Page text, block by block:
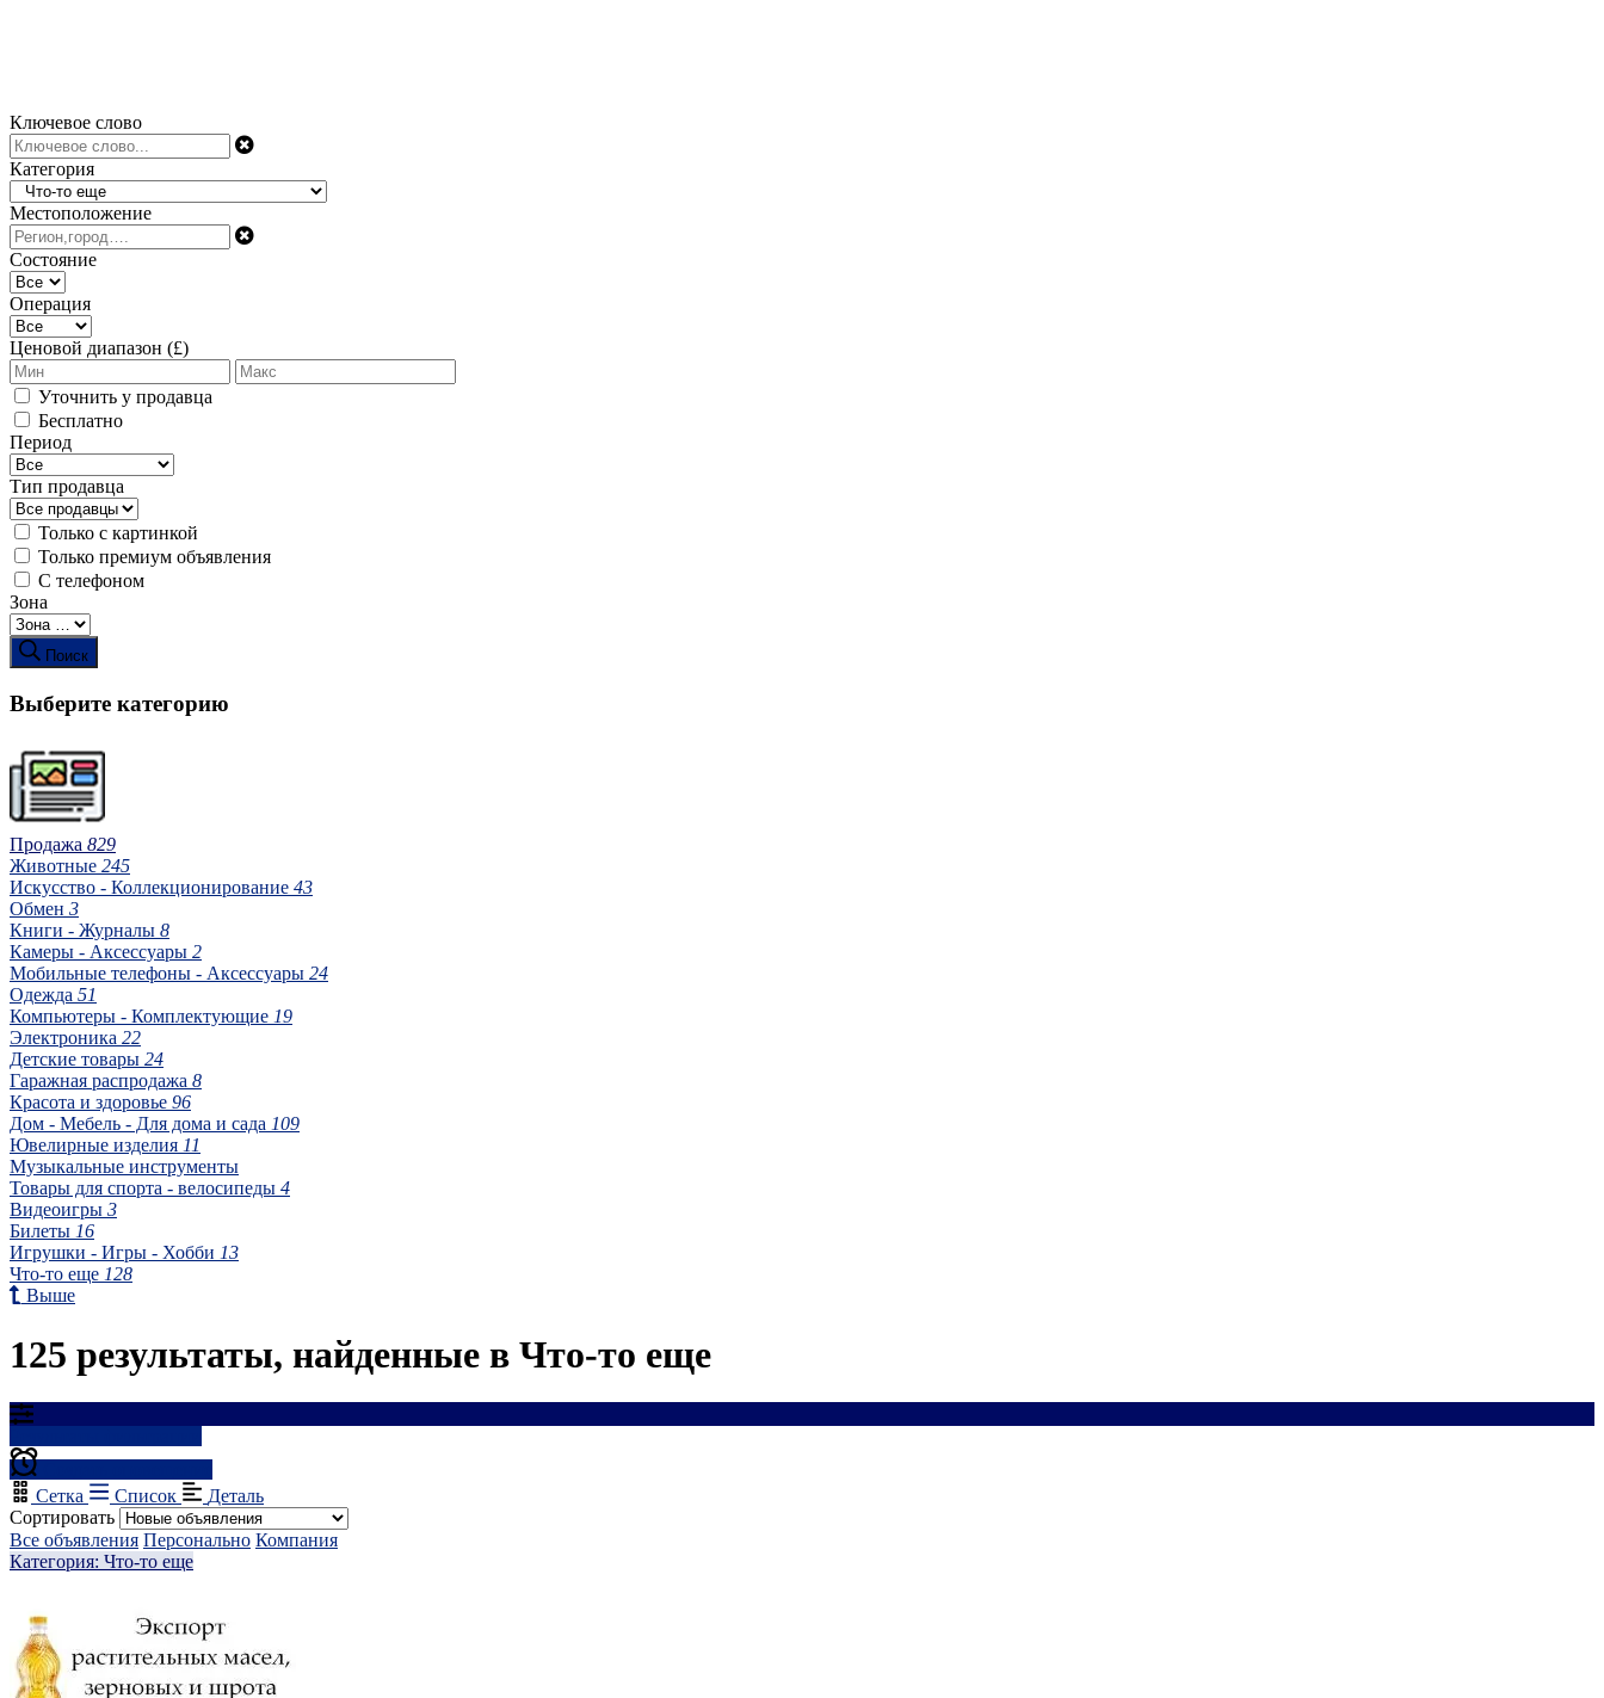
Ключевое слово
Категория
Местоположение
Состояние
Операция
Ценовой диапазон (£)
Уточнить у продавца
Бесплатно
Период
Тип продавца
Только с картинкой
Только премиум объявления
С телефоном
Зона
Поиск
Выберите категорию
Продажа 829
Животные 245
Искусство - Коллекционирование 43
Обмен 3
Книги - Журналы 8
Камеры - Аксессуары 2
Мобильные телефоны - Аксессуары 24
Одежда 51
Компьютеры - Комплектующие 19
Электроника 22
Детские товары 24
Гаражная распродажа 8
Красота и здоровье 96
Дом - Мебель - Для дома и сада 109
Ювелирные изделия 11
Музыкальные инструменты
Товары для спорта - велосипеды 4
Видеоигры 3
Билеты 16
Игрушки - Игры - Хобби 13
Что-то еще 128
Выше
125 результаты, найденные в Что-то еще
Сетка
Список
Деталь
Сортировать
Все объявления Персонально Компания
Категория: Что-то еще